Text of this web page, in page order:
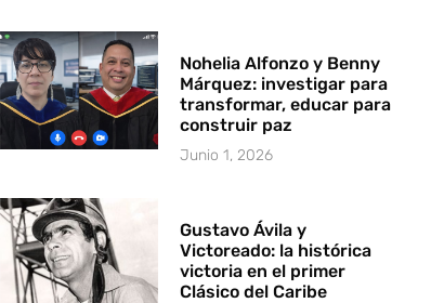
Nohelia Alfonzo y Benny
Márquez: investigar para
transformar, educar para
construir paz
Junio 1, 2026
Gustavo Ávila y
Victoreado: la histórica
victoria en el primer
Clásico del Caribe